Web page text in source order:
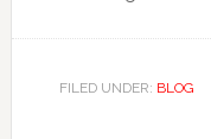
FILED UNDER: BLOG